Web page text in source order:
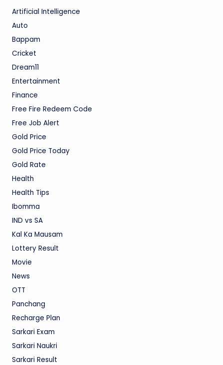
Artificial Intelligence
Auto
Bappam
Cricket
Dream11
Entertainment
Finance
Free Fire Redeem Code
Free Job Alert
Gold Price
Gold Price Today
Gold Rate
Health
Health Tips
Ibomma
IND vs SA
Kal Ka Mausam
Lottery Result
Movie
News
OTT
Panchang
Recharge Plan
Sarkari Exam
Sarkari Naukri
Sarkari Result